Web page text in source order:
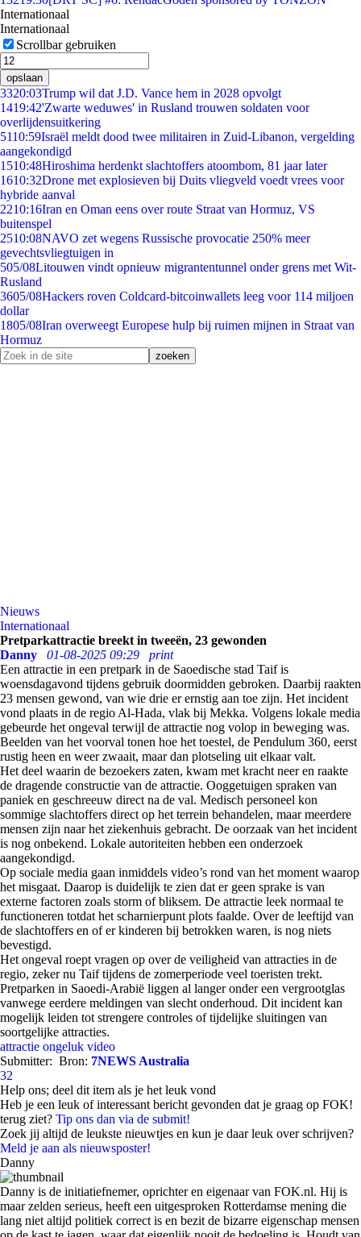
Internationaal
Internationaal
Scrollbar gebruiken
opslaan
3320:03Trump wil dat J.D. Vance hem in 2028 opvolgt
1419:42'Zwarte weduwes' in Rusland trouwen soldaten voor
overlijdensuitkering
5110:59Israël meldt dood twee militairen in Zuid-Libanon, vergelding
aangekondigd
1510:48Hiroshima herdenkt slachtoffers atoombom, 81 jaar later
1610:32Drone met explosieven bij Duits vliegveld voedt vrees voor
hybride aanval
2210:16Iran en Oman eens over route Straat van Hormuz, VS
buitenspel
2510:08NAVO zet wegens Russische provocatie 250% meer
gevechtsvliegtuigen in
505/08Litouwen vindt opnieuw migrantentunnel onder grens met Wit-
Rusland
3605/08Hackers roven Coldcard-bitcoinwallets leeg voor 114 miljoen
dollar
1805/08Iran overweegt Europese hulp bij ruimen mijnen in Straat van
Hormuz
Nieuws
Internationaal
Pretparkattractie breekt in tweeën, 23 gewonden
Danny
01-08-2025 09:29
print
Een attractie in een pretpark in de Saoedische stad Taif is
woensdagavond tijdens gebruik doormidden gebroken. Daarbij raakten
23 mensen gewond, van wie drie er ernstig aan toe zijn. Het incident
vond plaats in de regio Al-Hada, vlak bij Mekka. Volgens lokale media
gebeurde het ongeval terwijl de attractie nog volop in beweging was.
Beelden van het voorval tonen hoe het toestel, de Pendulum 360, eerst
rustig heen en weer zwaait, maar dan plotseling uit elkaar valt.
Het deel waarin de bezoekers zaten, kwam met kracht neer en raakte
de dragende constructie van de attractie. Ooggetuigen spraken van
paniek en geschreeuw direct na de val. Medisch personeel kon
sommige slachtoffers direct op het terrein behandelen, maar meerdere
mensen zijn naar het ziekenhuis gebracht. De oorzaak van het incident
is nog onbekend. Lokale autoriteiten hebben een onderzoek
aangekondigd.
Op sociale media gaan inmiddels video’s rond van het moment waarop
het misgaat. Daarop is duidelijk te zien dat er geen sprake is van
externe factoren zoals storm of bliksem. De attractie leek normaal te
functioneren totdat het scharnierpunt plots faalde. Over de leeftijd van
de slachtoffers en of er kinderen bij betrokken waren, is nog niets
bevestigd.
Het ongeval roept vragen op over de veiligheid van attracties in de
regio, zeker nu Taif tijdens de zomerperiode veel toeristen trekt.
Pretparken in Saoedi-Arabië liggen al langer onder een vergrootglas
vanwege eerdere meldingen van slecht onderhoud. Dit incident kan
mogelijk leiden tot strengere controles of tijdelijke sluitingen van
soortgelijke attracties.
attractie ongeluk video
Submitter: Bron: 7NEWS Australia
32
Help ons; deel dit item als je het leuk vond
Heb je een leuk of interessant bericht gevonden dat je graag op FOK!
terug ziet? Tip ons dan via de submit!
Zoek jij altijd de leukste nieuwtjes en kun je daar leuk over schrijven?
Meld je aan als nieuwsposter!
Danny
Danny is de initiatiefnemer, oprichter en eigenaar van FOK.nl. Hij is
maar zelden serieus, heeft een uitgesproken Rotterdamse mening die
lang niet altijd politiek correct is en bezit de bizarre eigenschap mensen